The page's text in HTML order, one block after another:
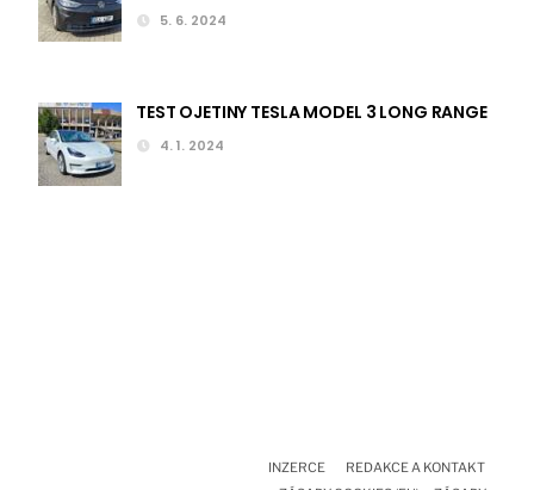
5. 6. 2024
TEST OJETINY TESLA MODEL 3 LONG RANGE
4. 1. 2024
INZERCE
REDAKCE A KONTAKT